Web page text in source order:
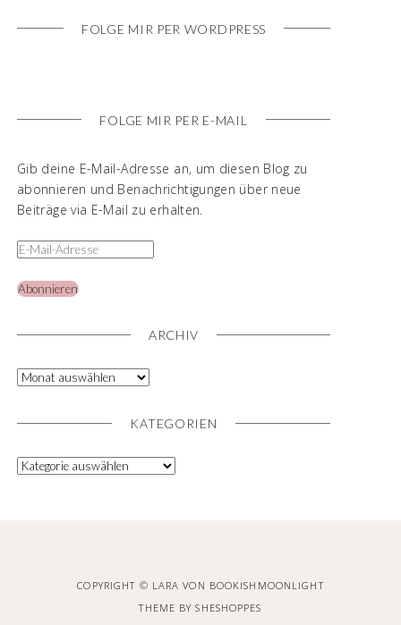
FOLGE MIR PER WORDPRESS
FOLGE MIR PER E-MAIL
Gib deine E-Mail-Adresse an, um diesen Blog zu
abonnieren und Benachrichtigungen über neue
Beiträge via E-Mail zu erhalten.
Abonnieren
ARCHIV
KATEGORIEN
COPYRIGHT © LARA VON BOOKISHMOONLIGHT
THEME BYSHESHOPPES